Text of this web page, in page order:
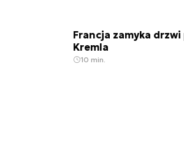
Francja zamyka drzwi
Kremla
10 min.